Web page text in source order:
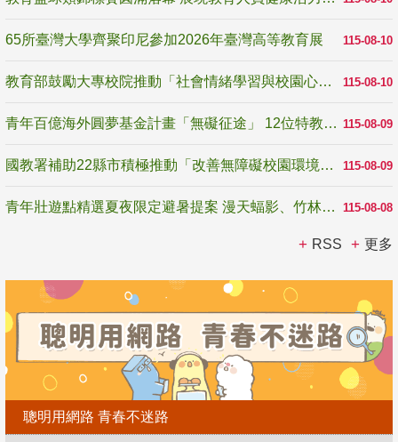
115-08-10
65所臺灣大學齊聚印尼參加2026年臺灣高等教育展
115-08-10
教育部鼓勵大專校院推動「社會情緒學習與校園心理健康促進計畫」 培育校園「心」韌性
115-08-09
青年百億海外圓夢基金計畫「無礙征途」 12位特教與弱勢青年勇闖西班牙 跨越感官限制見證生命蛻變
115-08-09
國教署補助22縣市積極推動「改善無障礙校園環境計畫」 打造友善、安全、無礙學習空間
115-08-08
青年壯遊點精選夏夜限定避暑提案 漫天蝠影、竹林尋蛙、茶香夜觀 邀青年暮色出發
RSS 更多
聰明用網路 青春不迷路